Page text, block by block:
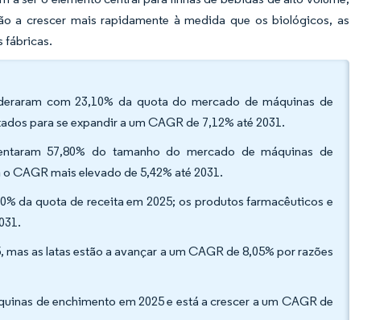
a crescer mais rapidamente à medida que os biológicos, as
fábricas.
com 23,10% da quota do mercado de máquinas de
para se expandir a um CAGR de 7,12% até 2031.
57,80% do tamanho do mercado de máquinas de
CAGR mais elevado de 5,42% até 2031.
da quota de receita em 2025; os produtos farmacêuticos e
as latas estão a avançar a um CAGR de 8,05% por razões
de enchimento em 2025 e está a crescer a um CAGR de